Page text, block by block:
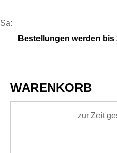
Sa:
Bestellungen werden
WARENKORB
zur Zeit